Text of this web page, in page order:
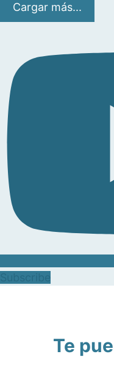
Cargar más...
Te